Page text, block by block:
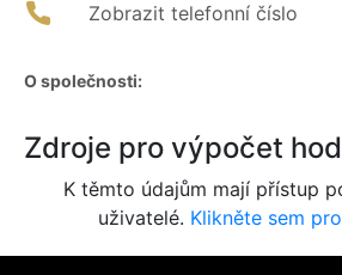
Zobrazit telefonní číslo
O společnosti:
Zdroje pro výpočet
K těmto údajům mají přístup
uživatelé. Klikněte sem